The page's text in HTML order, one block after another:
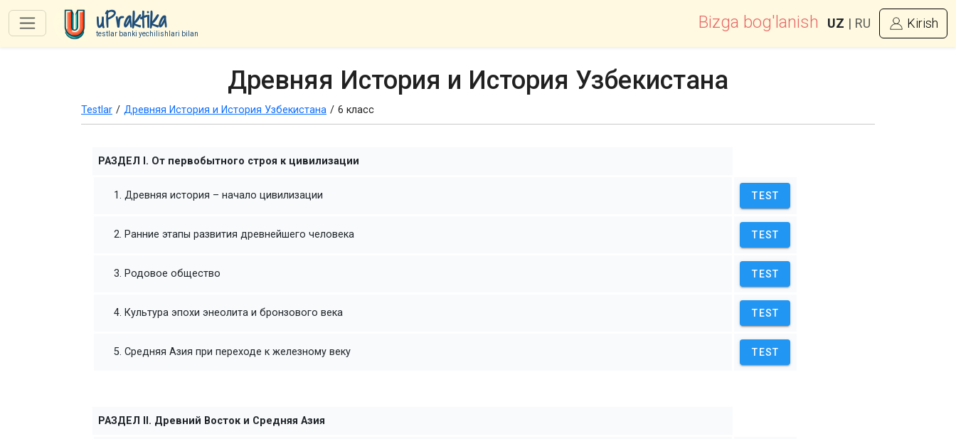
uPraktika
testlar banki yechilishlari bilan
Bizga bog'lanish UZ | RU Kirish
Древняя История и История Узбекистана
Testlar / Древняя История и История Узбекистана / 6 класс
РАЗДЕЛ I. От первобытного строя к цивилизации
1. Древняя история – начало цивилизации TEST
2. Ранние этапы развития древнейшего человека TEST
3. Родовое общество TEST
4. Культура эпохи энеолита и бронзового века TEST
5. Средняя Азия при переходе к железному веку TEST
РАЗДЕЛ II. Древний Восток и Средняя Азия